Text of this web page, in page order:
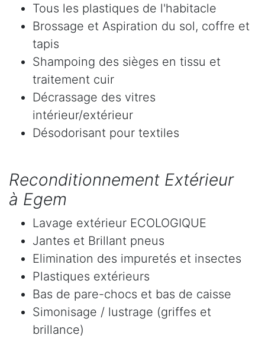
Tous les plastiques de l'habitacle
Brossage et Aspiration du sol, coffre et
tapis
Shampoing des sièges en tissu et
traitement cuir
Décrassage des vitres
intérieur/extérieur
Désodorisant pour textiles
Reconditionnement Extérieur
à Egem
Lavage extérieur ECOLOGIQUE
Jantes et Brillant pneus
Elimination des impuretés et insectes
Plastiques extérieurs
Bas de pare-chocs et bas de caisse
Simonisage / lustrage (griffes et
brillance)